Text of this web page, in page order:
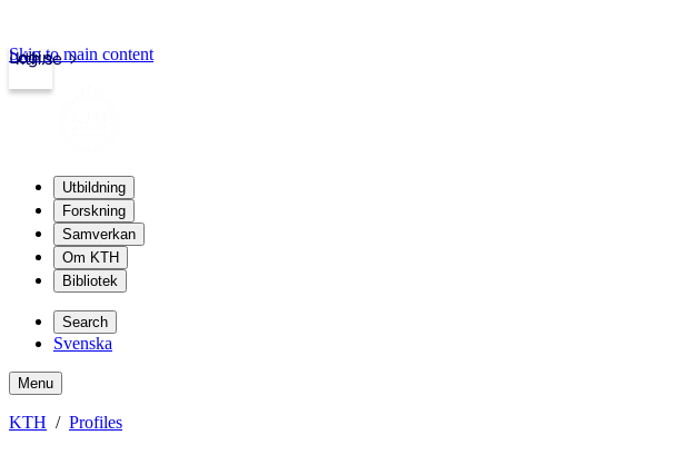
kth.se
Login
Skip to main content
Utbildning
Forskning
Samverkan
Om KTH
Bibliotek
Search
Svenska
Menu
KTH Profiles